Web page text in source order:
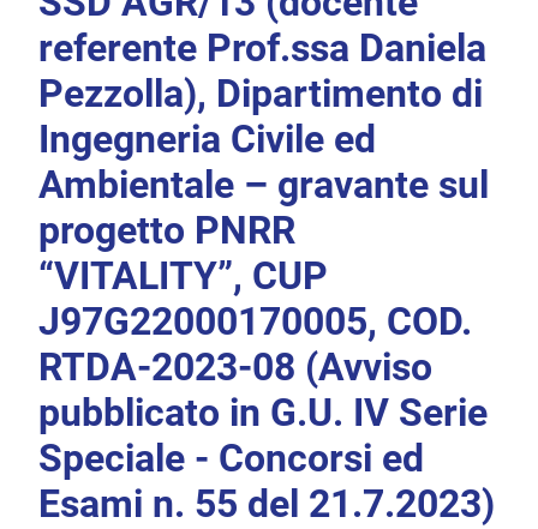
referente Prof.ssa Daniela
Pezzolla), Dipartimento di
Ingegneria Civile ed
Ambientale – gravante sul
progetto PNRR
“VITALITY”, CUP
J97G22000170005, COD.
RTDA-2023-08 (Avviso
pubblicato in G.U. IV Serie
Speciale - Concorsi ed
Esami n. 55 del 21.7.2023)